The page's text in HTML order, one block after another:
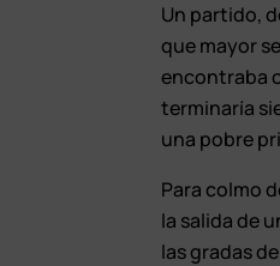
Un partido,
que mayor
encontraba
terminaría
una pobre
Para colmo
la salida de
las gradas